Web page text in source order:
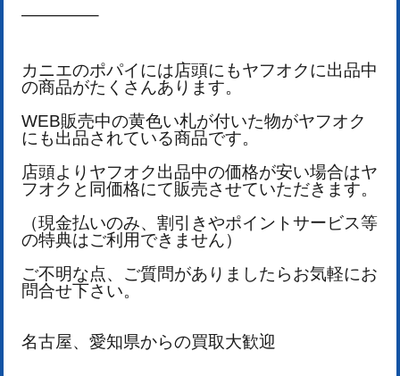
————–
カニエのポパイには店頭にもヤフオクに出品中
の商品がたくさんあります。
WEB販売中の黄色い札が付いた物がヤフオク
にも出品されている商品です。
店頭よりヤフオク出品中の価格が安い場合はヤ
フオクと同価格にて販売させていただきます。
（現金払いのみ、割引きやポイントサービス等
の特典はご利用できません）
ご不明な点、ご質問がありましたらお気軽にお
問合せ下さい。
名古屋、愛知県からの買取大歓迎